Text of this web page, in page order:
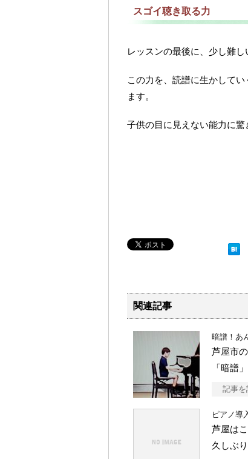
スゴイ聴き取る力
レッスンの最後に、少し難
この力を、読譜に生かして
ます。
子供の目に見えない能力に驚
関連記事
暗譜！あ
芦屋市
「暗譜
記事を
ピアノ導
芦屋は
久しぶ